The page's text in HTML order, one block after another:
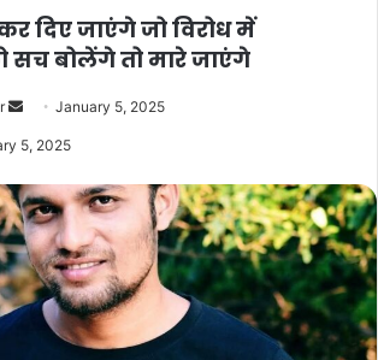
दिए जाएंगे जो विरोध में
सच बोलेंगे तो मारे जाएंगे
Send January 5, 2025
5, 2025